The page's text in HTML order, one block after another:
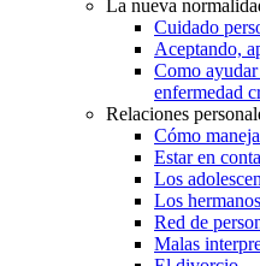
La nueva
Cuidado
Aceptando,
Como
enfermedad
Relaciones
Cómo
Estar en
Los
Los hermanos
Red de
Malas